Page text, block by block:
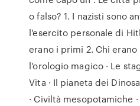
o falso? 1. I nazisti sono
l'esercito personale di
erano i primi 2. Chi
l'orologio magico · Le
Vita · Il pianeta dei
· Civiltà mesopotamiche